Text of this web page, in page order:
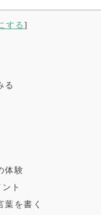
する]
る
体験
ト
葉を書く